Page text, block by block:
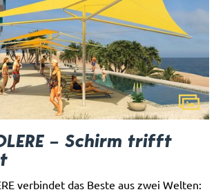
– Schirm trifft
verbindet das Beste aus zwei Welten: